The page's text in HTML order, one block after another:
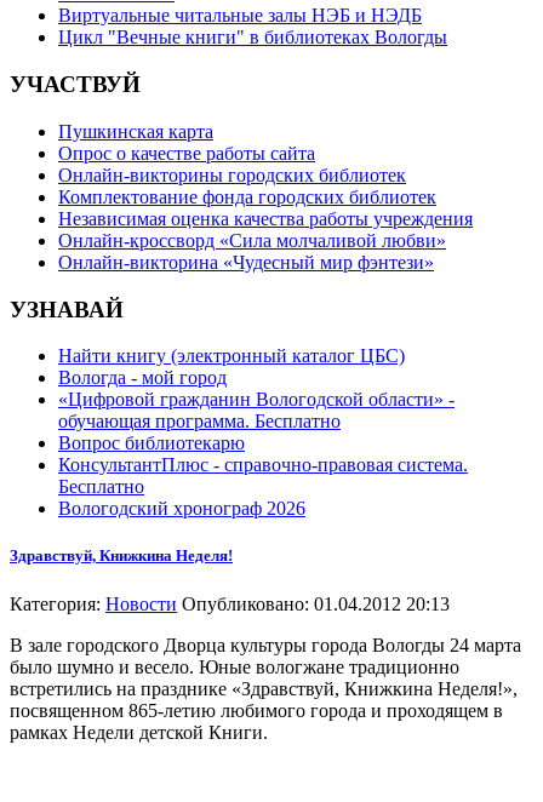
Виртуальные читальные залы НЭБ и НЭДБ
Цикл "Вечные книги" в библиотеках Вологды
УЧАСТВУЙ
Пушкинская карта
Опрос о качестве работы сайта
Онлайн-викторины городских библиотек
Комплектование фонда городских библиотек
Независимая оценка качества работы учреждения
Онлайн-кроссворд «Сила молчаливой любви»
Онлайн-викторина «Чудесный мир фэнтези»
УЗНАВАЙ
Найти книгу (электронный каталог ЦБС)
Вологда - мой город
«Цифровой гражданин Вологодской области» -
обучающая программа. Бесплатно
Вопрос библиотекарю
КонсультантПлюс - справочно-правовая система.
Бесплатно
Вологодский хронограф 2026
Здравствуй, Книжкина Неделя!
Категория: Новости Опубликовано: 01.04.2012 20:13
В зале городского Дворца культуры города Вологды 24 марта
было шумно и весело. Юные вологжане традиционно
встретились на празднике «Здравствуй, Книжкина Неделя!»,
посвященном 865-летию любимого города и проходящем в
рамках Недели детской Книги.